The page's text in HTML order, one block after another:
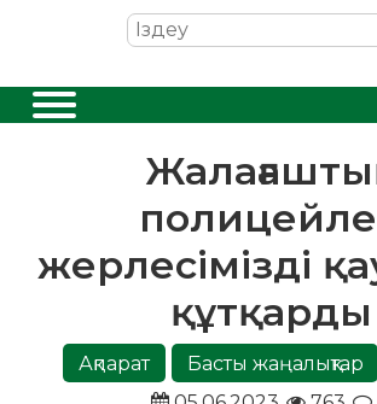
жерлесімізді
құтқарды
Ақпарат Басты жаңалықтар